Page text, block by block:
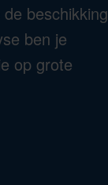
beschikking
ben je
op grote